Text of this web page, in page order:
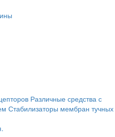
Различные средства с
Стабилизаторы мембран тучных